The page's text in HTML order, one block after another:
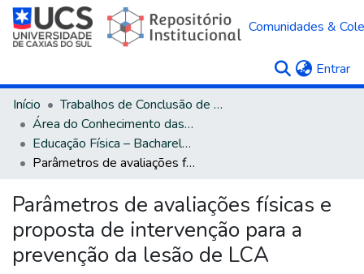
Comunidades &
Entrar
Início
Trabalhos de Conclusão de Curso
Área do Conhecimento das Ciências da Saúde
Educação Física – Bacharelado
Parâmetros de avaliações físicas e proposta de intervenção para a prevenção da lesão de LCA
Parâmetros de avaliações físicas e
proposta de intervenção para a
prevenção da lesão de LCA